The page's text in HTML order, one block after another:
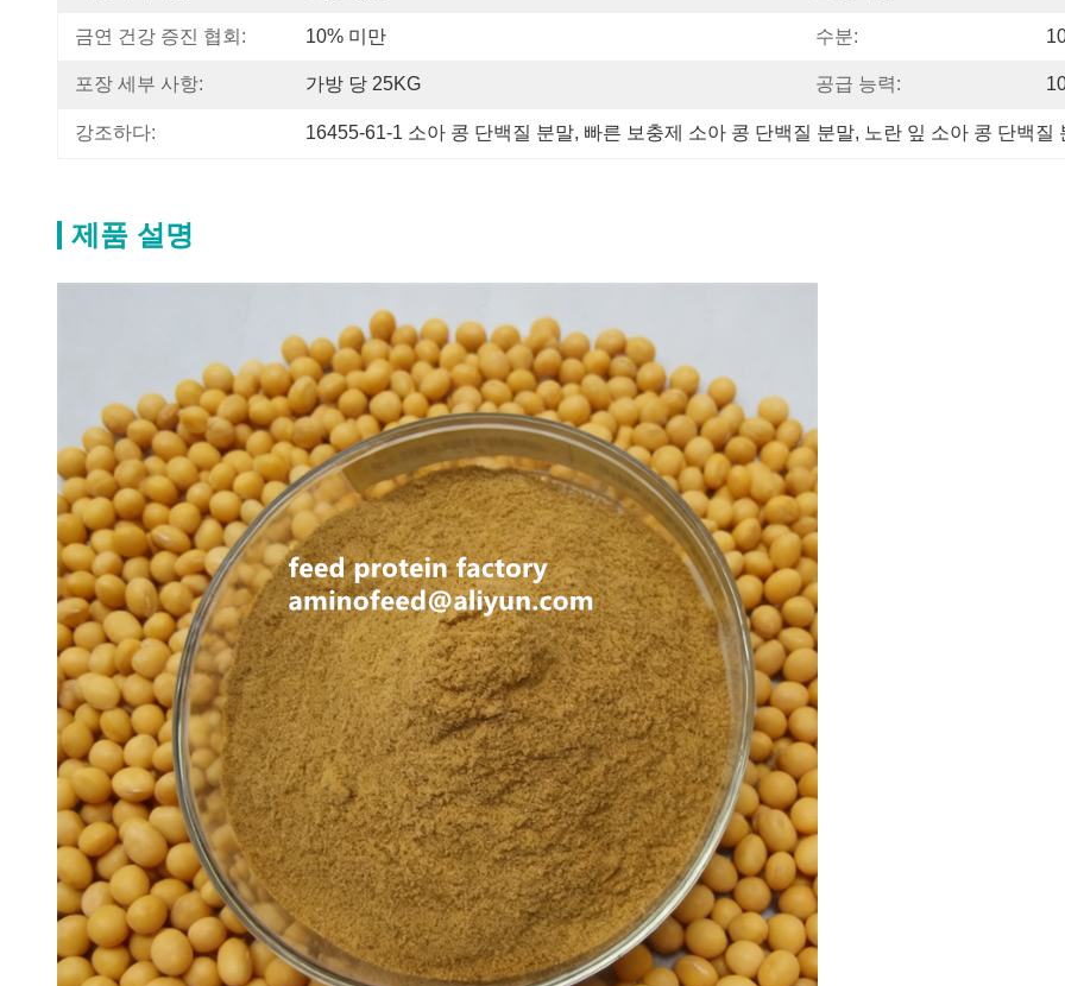
금연 건강 증진 협회: 10% 미만 수분:
포장 세부 사항: 가방 당 25KG 공급 능력:
강조하다: 16455-61-1 소아 콩 단백질 분말, 빠른 보충제 소아 콩 단백질 분말, 노란 잎 소아 콩 단백질
제품 설명